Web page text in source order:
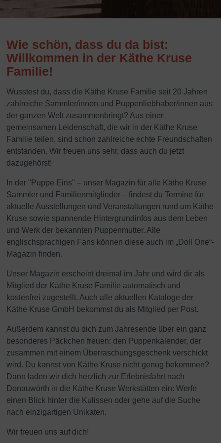
Wie schön, dass du da bist:
Willkommen in der Käthe Kruse
Familie!
Wusstest du, dass die Käthe Kruse Familie seit 20 Jahren
zahlreiche Sammler/innen und Puppenliebhaber/innen aus
der ganzen Welt zusammenbringt? Aus einer
gemeinsamen Leidenschaft, die wir in der Käthe Kruse
Familie teilen, sind schon zahlreiche echte Freundschaften
entstanden. Wir freuen uns sehr, dass auch du jetzt
dazugehörst!
In der "Puppe Eins" – unser Magazin für alle Käthe Kruse
Sammler und Familienmitglieder – findest du Termine für
aktuelle Ausstellungen und Veranstaltungen rund um Käthe
Kruse sowie spannende Hintergrundinfos aus dem Leben
und Werk der bekannten Puppenmutter. Alle
englischsprachigen Fans können diese auch im „Doll One“-
Magazin finden.
Unser Magazin erscheint dreimal im Jahr und wird dir als
Mitglied der Käthe Kruse Familie automatisch und
kostenfrei zugestellt. Auch alle aktuellen Kataloge der
Käthe Kruse GmbH bekommst du als Mitglied per Post.
Außerdem kannst du dich zum Jahresende über ein ganz
besonderes Päckchen freuen: den Puppenkalender, der
zusammen mit einem Überraschungsgeschenk verschickt
wird. Du kannst von Käthe Kruse nicht genug bekommen?
Dann laden wir dich herzlich zur Erlebnisfahrt nach
Donauwörth in die Käthe Kruse Werkstätten ein: Werfe
einen Blick hinter die Kulissen oder gehe auf die Suche
nach einzigartigen Unikaten.
Wir freuen uns auf dich!